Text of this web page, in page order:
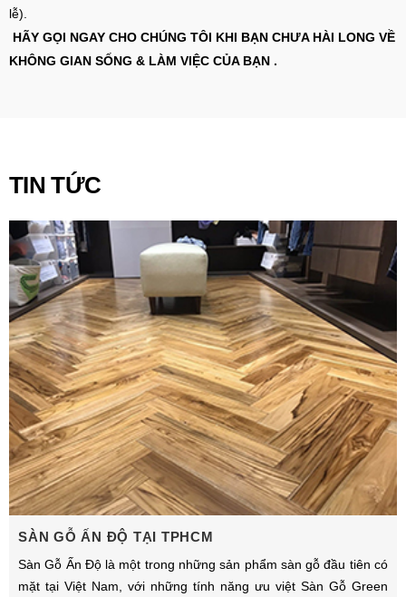
lễ).
HÃY GỌI NGAY CHO CHÚNG TÔI KHI BẠN CHƯA HÀI LONG VỀ
KHÔNG GIAN SỐNG & LÀM VIỆC CỦA BẠN .
TIN TỨC
SÀN GỖ ẤN ĐỘ TẠI TPHCM
Sàn Gỗ Ấn Độ là một trong những sản phẩm sàn gỗ đầu tiên có
mặt tại Việt Nam, với những tính năng ưu việt Sàn Gỗ Green